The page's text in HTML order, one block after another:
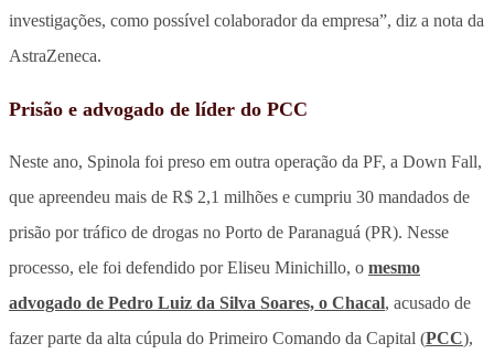
investigações, como possível colaborador da empresa”, diz a nota da
AstraZeneca.
Prisão e advogado de líder do PCC
Neste ano, Spinola foi preso em outra operação da PF, a Down Fall,
que apreendeu mais de R$ 2,1 milhões e cumpriu 30 mandados de
prisão por tráfico de drogas no Porto de Paranaguá (PR). Nesse
processo, ele foi defendido por Eliseu Minichillo, o mesmo
advogado de Pedro Luiz da Silva Soares, o Chacal, acusado de
fazer parte da alta cúpula do Primeiro Comando da Capital (PCC),